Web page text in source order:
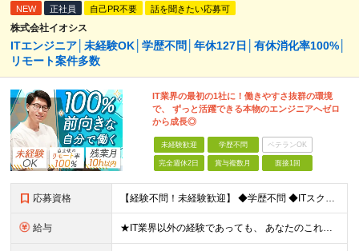
NEW 正社員 自己PR不要 話を聞きたい応募可
株式会社イオシス
ITエンジニア│未経験OK│学歴不問│年休127日│有休消化率100%│
リモート案件多数
IT業界の最初の1社に！働きやすさ抜群の環境
で、 ずっと活躍できる本物のエンジニアへゼロ
から成長◎
未経験歓迎 学歴不問 ベテランOK
完全週休2日 賞与複数月 面接1回
応募資格 【経験不問！未経験歓迎】 ◆学歴不問 ◆ITスクール受講・IT資格取得・独学など、何らかのIT学習経験をお持ちの方 ※実務経験は問いません ※IT未経験でも、自学や職業訓練など学習を始めている方を対象とした募集です ※IT未経験かつ学習経験のない方は、募集対象外となります ◆第二新卒・ブランクのある方も歓迎！ ◆過去の職歴や専門知識よりも「学び続ける意欲」と「エンジニアになりたいという意思」を重視しています 【こんな方にぴったり！】 ◆独学やスクールで学んだ知識を実務で活かしたい ◆未経験からエンジニアとしてキャリアをスタートしたい ◆研修・サポート体制が整った環境で成長したい ◆将来も役立つITスキルを身につけたい ◆オンサイト勤務にも柔軟に対応しながら経験を積みたい 【応募前にご確認ください】 プロジェクトによっては東京都内のお客様先へ定期的に出勤していただく場合があります そのため、東京都内への通勤が可能な方を応募対象としています なお、フルリモート勤務を確約とした募集ではありませんので、あらかじめご了承ください ※本転職で都内近郊に転居をご検討されている方は大歓迎です
給与 ★IT業界以外の経験であっても、 あなたのこれまでの給与を考慮し面接時から額をご相談可能です！ ■未経験者 初年度想定月給 月給：255,000円～295,000円（年収:356万円～412万円以上） ※経験･能力だけでなく社会人経験や期待値を考慮して決定します ※上記の額にはみなし残業手当（月16～17時間分、3万6,000円～6万1,000円）を含む ※残業時間超過分は別途全額支給します ※通勤を伴う場合、上記給与に交通費を毎月追加 ※試用期間6ヶ月。その間は契約社員となりますが、給与・待遇に差異はありません ★社員の平均年収（役員を除く）★ 30代／617万円 40代／812万円 ≪月々の手当が豊富です≫ ★各種手当を合わせると、ほとんどの社員に【月額1万円以上】が支給されています！ ◆通信費補助（月5,000円） ◆光熱費補助（月5,000円） ◆健康増進手当（月5,000円） ◆精勤手当（月1万円） ◆退職金補助（月1万円、正社員化後に加入可能なiDeCo+）